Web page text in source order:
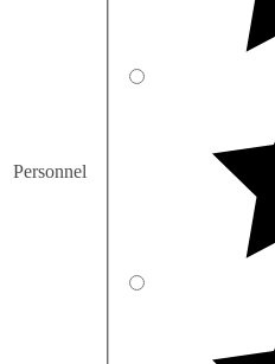
Personnel